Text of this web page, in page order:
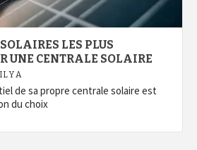
LES PLUS
UNE CENTRALE SOLAIRE
Y A
de sa propre centrale solaire est
du choix